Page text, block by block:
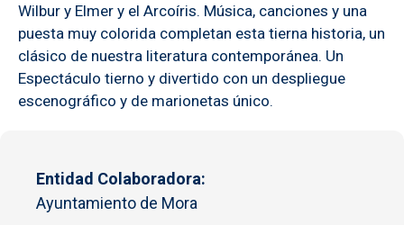
Wilbur y Elmer y el Arcoíris. Música, canciones y una
puesta muy colorida completan esta tierna historia, un
clásico de nuestra literatura contemporánea. Un
Espectáculo tierno y divertido con un despliegue
escenográfico y de marionetas único.
Entidad Colaboradora
Ayuntamiento de Mora